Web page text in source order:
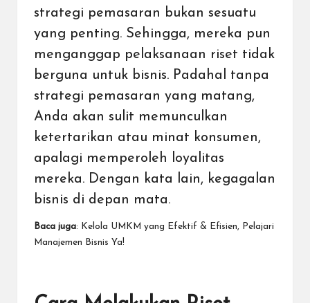
strategi pemasaran bukan sesuatu
yang penting. Sehingga, mereka pun
menganggap pelaksanaan riset tidak
berguna untuk bisnis. Padahal tanpa
strategi pemasaran yang matang,
Anda akan sulit memunculkan
ketertarikan atau minat konsumen,
apalagi memperoleh loyalitas
mereka. Dengan kata lain, kegagalan
bisnis di depan mata.
Baca juga:
Kelola UMKM yang Efektif & Efisien, Pelajari
Manajemen Bisnis Ya!